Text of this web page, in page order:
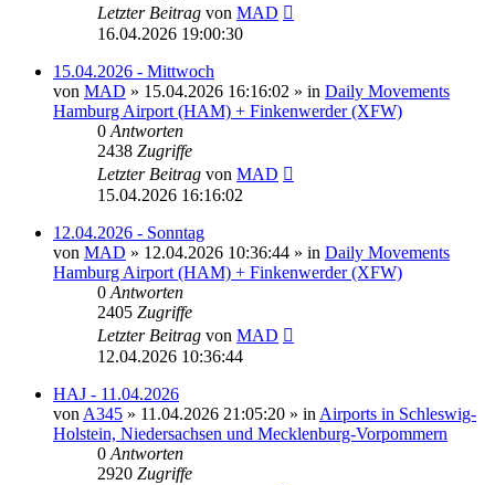
Letzter Beitrag von MAD
16.04.2026 19:00:30
15.04.2026 - Mittwoch
von MAD » 15.04.2026 16:16:02 » in Daily Movements
Hamburg Airport (HAM) + Finkenwerder (XFW)
0 Antworten
2438 Zugriffe
Letzter Beitrag von MAD
15.04.2026 16:16:02
12.04.2026 - Sonntag
von MAD » 12.04.2026 10:36:44 » in Daily Movements
Hamburg Airport (HAM) + Finkenwerder (XFW)
0 Antworten
2405 Zugriffe
Letzter Beitrag von MAD
12.04.2026 10:36:44
HAJ - 11.04.2026
von A345 » 11.04.2026 21:05:20 » in Airports in Schleswig-
Holstein, Niedersachsen und Mecklenburg-Vorpommern
0 Antworten
2920 Zugriffe